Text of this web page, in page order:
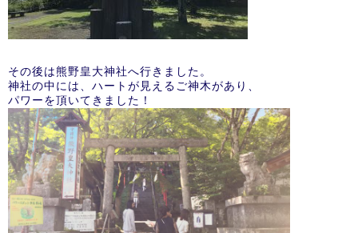
その後は熊野皇大神社へ行きました。
神社の中には、ハートが見えるご神木があり、
パワーを頂いてきました！